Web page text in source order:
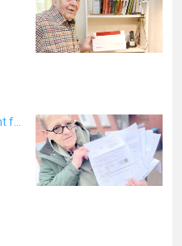
Rhauderfehnerin kann es nicht fassen